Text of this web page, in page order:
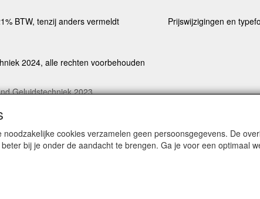
BTW, tenzij anders vermeldt Prijswijzigingen en
2024, alle rechten voorbehouden
Geluidstechniek 2023
CONTACT
cookies verzamelen geen persoonsgegevens. De
bij je onder de aandacht te brengen. Ga je voor een optimaal